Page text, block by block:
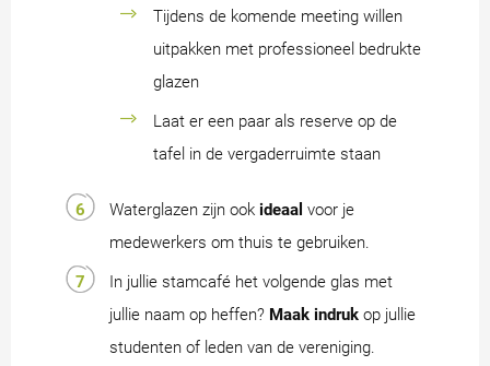
Tijdens de komende meeting willen
uitpakken met professioneel bedrukte
glazen
Laat er een paar als reserve op de
tafel in de vergaderruimte staan
Waterglazen zijn ook ideaal voor je
medewerkers om thuis te gebruiken.
In jullie stamcafé het volgende glas met
jullie naam op heffen? Maak indruk op jullie
studenten of leden van de vereniging.